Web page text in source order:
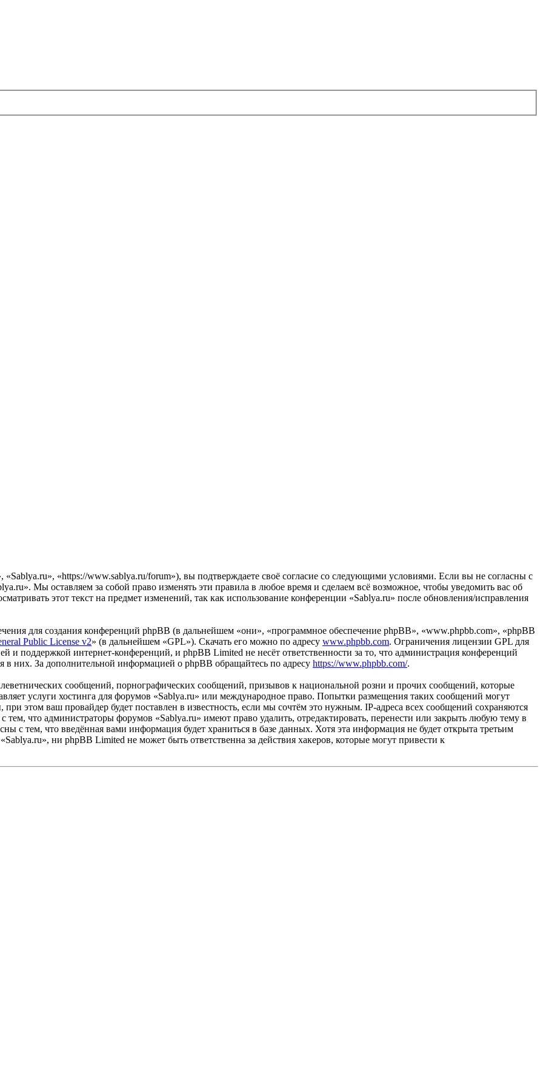
«https://www.sablya.ru/forum»), вы подтверждаете своё согласие со следующими условиями. Если вы не согласны с
Мы оставляем за собой право изменять эти правила в любое время и сделаем всё возможное, чтобы уведомить вас об
этот текст на предмет изменений, так как использование конференции «Sablya.ru» после обновления/исправления
для создания конференций phpBB (в дальнейшем «они», «программное обеспечение phpBB», «www.phpbb.com», «phpBB
Public License v2» (в дальнейшем «GPL»). Скачать его можно по адресу www.phpbb.com. Ограничения лицензии GPL для
и поддержкой интернет-конференций, и phpBB Limited не несёт ответственности за то, что администрация конференций
в них. За дополнительной информацией о phpBB обращайтесь по адресу https://www.phpbb.com/.
сообщений, порнографических сообщений, призывов к национальной розни и прочих сообщений, которые
услуги хостинга для форумов «Sablya.ru» или международное право. Попытки размещения таких сообщений могут
этом ваш провайдер будет поставлен в известность, если мы сочтём это нужным. IP-адреса всех сообщений сохраняются
тем, что администраторы форумов «Sablya.ru» имеют право удалить, отредактировать, перенести или закрыть любую тему в
с тем, что введённая вами информация будет храниться в базе данных. Хотя эта информация не будет открыта третьим
ни phpBB Limited не может быть ответственна за действия хакеров, которые могут привести к